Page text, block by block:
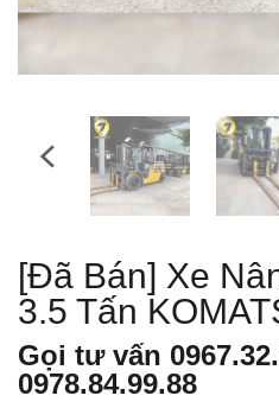
[Đã Bán] Xe
3.5 Tấn
Gọi tư vấn
0978.84.99.88